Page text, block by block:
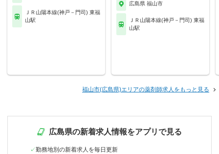
ＪＲ山陽本線(神戸－門司) 東福
山駅
広島県 福山市
ＪＲ山陽本線(神戸－門司) 東福
山駅
福山市(広島県)エリアの薬剤師求人をもっと見る
広島県の新着求人情報をアプリで見る
勤務地別の新着求人を毎日更新